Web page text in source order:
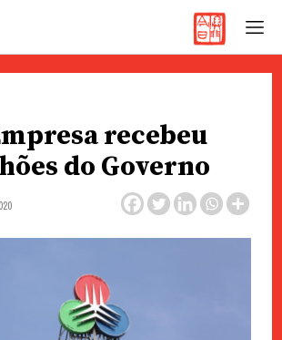
recebeu
do Governo